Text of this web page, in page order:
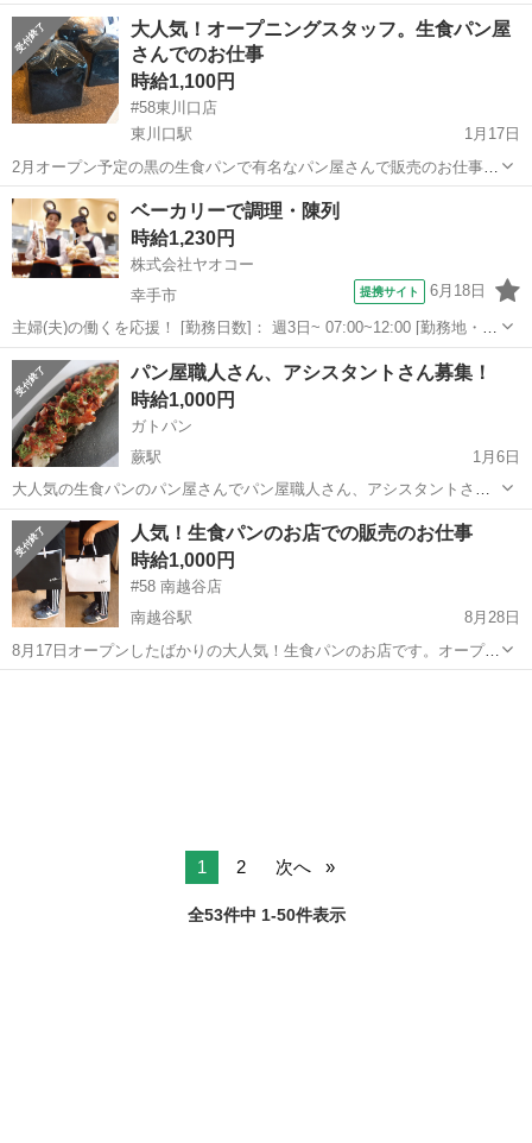
ます。4月から働けるあなた！ご応募お待ちしてます^_^黒の生食パ
ン。とシフォンケーキが大人気で明るく活気のあるお店です。スタッ
フ全員がまだ新人さんですのでお気軽に。。。
埼玉 川口市 蕨駅 パン スタッフ
大人気！オープニングスタッフ。生食パン屋
さんでのお仕事
時給1,100円
#58東川口店
東川口駅
1月17日
2月オープン予定の黒の生食パンで有名なパン屋さんで販売のお仕事で
す。オープニングスタッフですのでみんなスタートは一緒です。綺麗
なお店です。お客様との笑顔の絶えないお店であなたの元気を発揮し
て下さい^ ^ 担当オチダ09035...
埼玉 川口市 東川口駅 パン
ベーカリーで調理・陳列
時給1,230円
株式会社ヤオコー
幸手市
提携サイト 6月18日
主婦(夫)の働くを応援！ [勤務日数]： 週3日~ 07:00~12:00 [勤務地・最
寄駅]： 埼玉県幸手市幸手154番地1 ヤオコー 幸手店 ＜株式会社ヤ
オコー＞ 幸手駅徒歩21分 [職種名]：ベーカリースタッフ...
埼玉 幸手市 パン
パン屋職人さん、アシスタントさん募集！
時給1,000円
ガトパン
蕨駅
1月6日
大人気の生食パンのパン屋さんでパン屋職人さん、アシスタントさん
を募集します！小さな工事ですが、毎日たくさんのパン屋を作ってま
す。 これからパン屋さんをやりたい。時間を有効に使いたい。パンが
大好き。なあなたのご連絡をお待ちしてます。
埼玉 蕨市 蕨駅 パン
人気！生食パンのお店での販売のお仕事
時給1,000円
#58 南越谷店
南越谷駅
8月28日
8月17日オープンしたばかりの大人気！生食パンのお店です。オープニ
ングスタッフとなります。お仕事は販売のお仕事です。接客です。パ
1 2 次へ
全53件中 1-50件表示